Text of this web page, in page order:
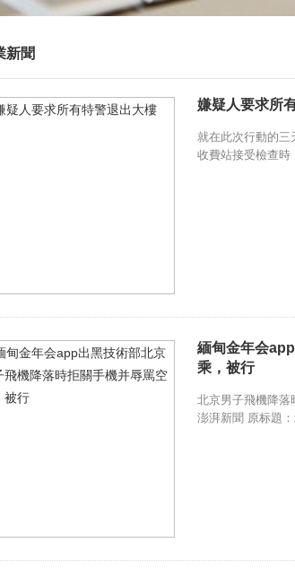
新聞
嫌疑人要求所
就在此次行動的三
收費站接受檢查時
緬甸金年会
乘，被行
北京男子飛機降落
澎湃新聞 原标題